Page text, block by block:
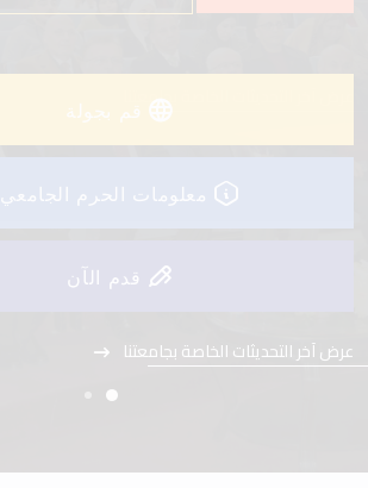
قم بجولة
معلومات الحرم الجامعي
قدم الآن
عرض آخر التحديثات الخاصة بجامعتنا
عرض آخر التحديثات الخاصة بجامعتنا